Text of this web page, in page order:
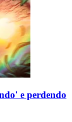
e perdendo